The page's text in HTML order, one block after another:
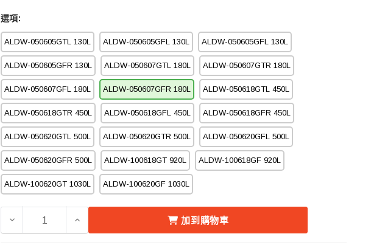
選項:
ALDW-050605GTL 130L ALDW-050605GFL 130L ALDW-050605GFL 130L
ALDW-050605GFR 130L ALDW-050607GTL 180L ALDW-050607GTR 180L
ALDW-050607GFL 180L ALDW-050607GFR 180L ALDW-050618GTL 450L
ALDW-050618GTR 450L ALDW-050618GFL 450L ALDW-050618GFR 450L
ALDW-050620GTL 500L ALDW-050620GTR 500L ALDW-050620GFL 500L
ALDW-050620GFR 500L ALDW-100618GT 920L ALDW-100618GF 920L
ALDW-100620GT 1030L ALDW-100620GF 1030L
減少 ACALAVA ALDW-050607GFR 180L 電子防潮衣櫃 的數量
增加 ACALAVA ALDW-050607GFR 180L 電子防潮衣櫃 的數量
加到購物車